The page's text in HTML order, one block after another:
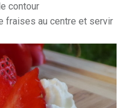
contour
fraises au centre et servir